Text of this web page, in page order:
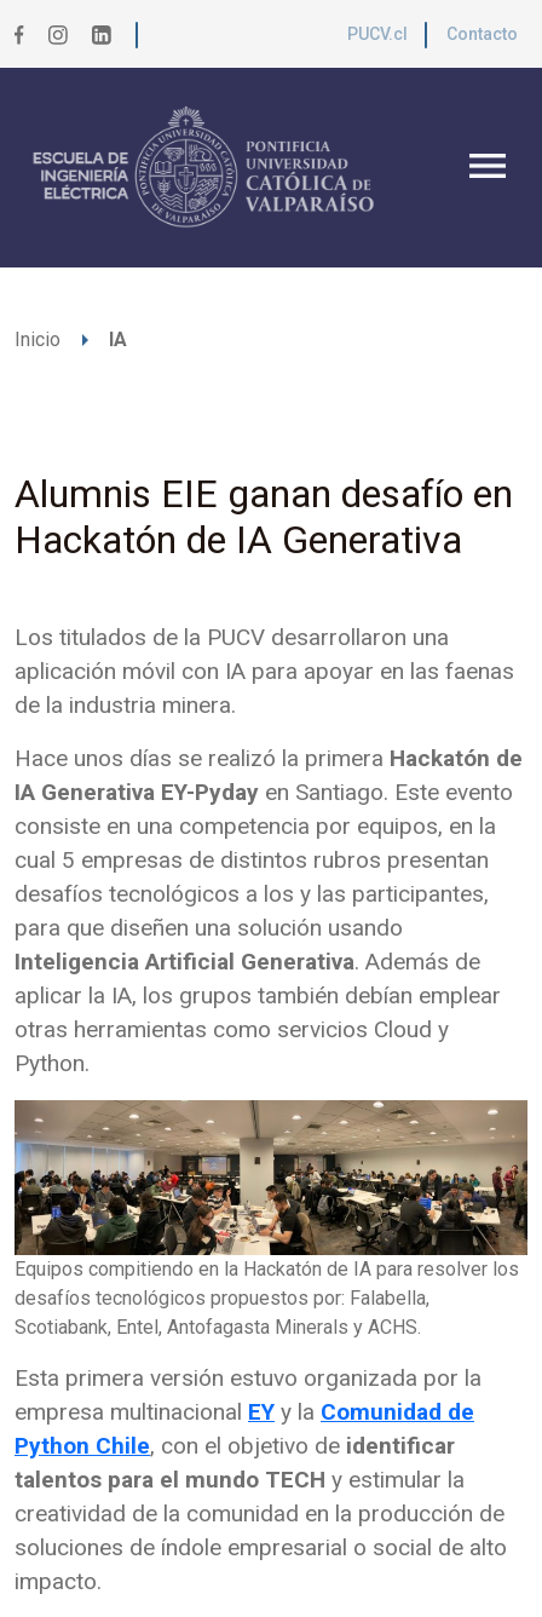
PUCV.cl Contacto
menu
Inicio arrow_right IA
Alumnis EIE ganan desafío en
Hackatón de IA Generativa
Los titulados de la PUCV desarrollaron una
aplicación móvil con IA para apoyar en las faenas
de la industria minera.
Hace unos días se realizó la primera Hackatón de
IA Generativa EY-Pyday en Santiago. Este evento
consiste en una competencia por equipos, en la
cual 5 empresas de distintos rubros presentan
desafíos tecnológicos a los y las participantes,
para que diseñen una solución usando
Inteligencia Artificial Generativa. Además de
aplicar la IA, los grupos también debían emplear
otras herramientas como servicios Cloud y
Python.
Equipos compitiendo en la Hackatón de IA para resolver los
desafíos tecnológicos propuestos por: Falabella,
Scotiabank, Entel, Antofagasta Minerals y ACHS.
Esta primera versión estuvo organizada por la
empresa multinacional EY y la Comunidad de
Python Chile, con el objetivo de identificar
talentos para el mundo TECH y estimular la
creatividad de la comunidad en la producción de
soluciones de índole empresarial o social de alto
impacto.